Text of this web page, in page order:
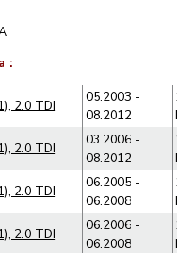
:
2.0 TDI
05.2003 -
08.2012
2.0 TDI
03.2006 -
08.2012
2.0 TDI
06.2005 -
06.2008
2.0 TDI
06.2006 -
06.2008